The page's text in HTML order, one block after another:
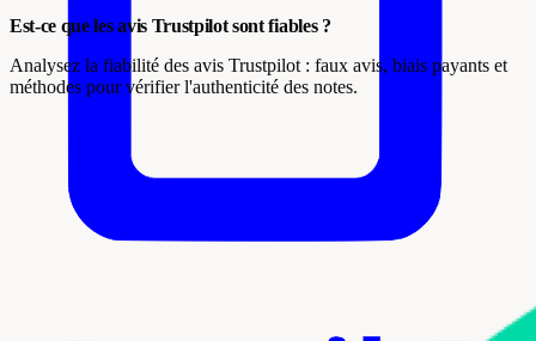
Est-ce que les avis Trustpilot sont fiables ?
Analysez la fiabilité des avis Trustpilot : faux avis, biais payants et
méthodes pour vérifier l'authenticité des notes.